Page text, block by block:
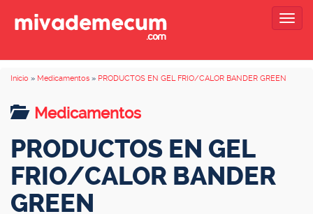
Inicio » Medicamentos » PRODUCTOS EN GEL FRIO/CALOR BANDER GREEN
Medicamentos
PRODUCTOS EN GEL
FRIO/CALOR BANDER
GREEN